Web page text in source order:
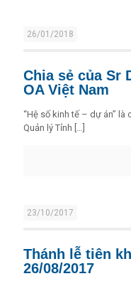
26/01/2018
Chia sẻ của Sr
OA Việt Nam
“Hệ số kinh tế – dự án”
Quản lý Tỉnh […]
23/10/2017
Thánh lễ tiên
26/08/2017